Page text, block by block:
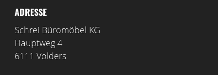
ADRESSE
Schrei Büromöbel KG
Hauptweg 4
6111 Volders